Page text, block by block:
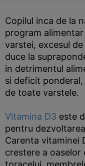
Copilul inca de la
program
varstei, excesul
duce la
in detrimentul
si deficit
de toate varstele.
Vitamina D3 este
pentru
Carenta vitaminei
crestere a